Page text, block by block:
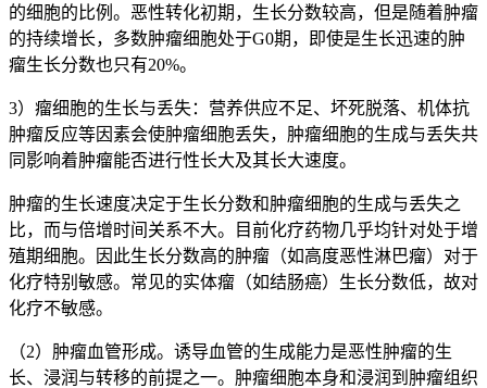
的细胞的比例。恶性转化初期，生长分数较高，但是随着肿瘤
的持续增长，多数肿瘤细胞处于G0期，即使是生长迅速的肿
瘤生长分数也只有20%。
3）瘤细胞的生长与丢失：营养供应不足、坏死脱落、机体抗
肿瘤反应等因素会使肿瘤细胞丢失，肿瘤细胞的生成与丢失共
同影响着肿瘤能否进行性长大及其长大速度。
肿瘤的生长速度决定于生长分数和肿瘤细胞的生成与丢失之
比，而与倍增时间关系不大。目前化疗药物几乎均针对处于增
殖期细胞。因此生长分数高的肿瘤（如高度恶性淋巴瘤）对于
化疗特别敏感。常见的实体瘤（如结肠癌）生长分数低，故对
化疗不敏感。
（2）肿瘤血管形成。诱导血管的生成能力是恶性肿瘤的生
长、浸润与转移的前提之一。肿瘤细胞本身和浸润到肿瘤组织